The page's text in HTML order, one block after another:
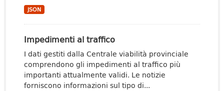
JSON
Impedimenti al traffico
I dati gestiti dalla Centrale viabilità provinciale
comprendono gli impedimenti al traffico più
importanti attualmente validi. Le notizie
forniscono informazioni sul tipo di...